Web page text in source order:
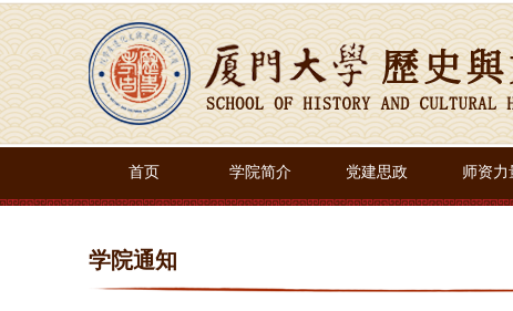
首页 学院简介 党建思政 师资力
学院通知